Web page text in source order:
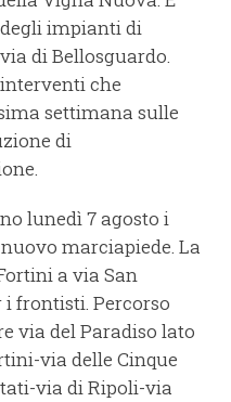
impianti di
di Bellosguardo.
che
settimana sulle
di
lunedì 7 agosto i
marciapiede. La
a via San
frontisti. Percorso
via del Paradiso lato
via delle Cinque
via di Ripoli-via